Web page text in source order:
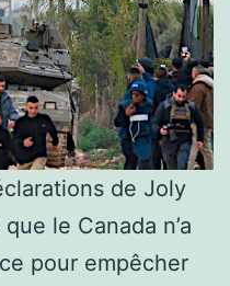
de Joly
le Canada n’a
pour empêcher